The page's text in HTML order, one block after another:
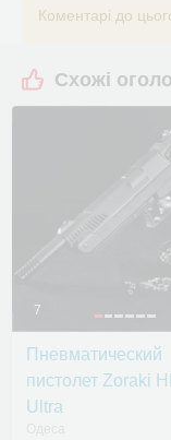
Коментарі до
Схожі
7
Пневматический
пистолет Zoraki
Ultra